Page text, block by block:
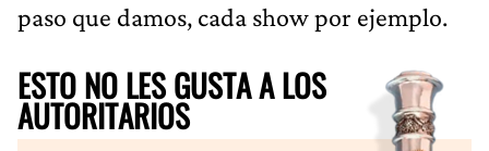
paso que damos, cada show por ejemplo.
ESTO NO LES GUSTA A LOS
AUTORITARIOS